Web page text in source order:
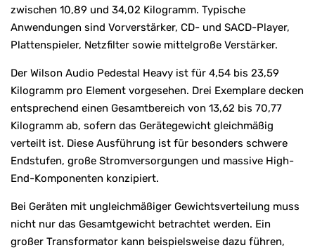
zwischen 10,89 und 34,02 Kilogramm. Typische
Anwendungen sind Vorverstärker, CD- und SACD-Player,
Plattenspieler, Netzfilter sowie mittelgroße Verstärker.
Der Wilson Audio Pedestal Heavy ist für 4,54 bis 23,59
Kilogramm pro Element vorgesehen. Drei Exemplare decken
entsprechend einen Gesamtbereich von 13,62 bis 70,77
Kilogramm ab, sofern das Gerätegewicht gleichmäßig
verteilt ist. Diese Ausführung ist für besonders schwere
Endstufen, große Stromversorgungen und massive High-
End-Komponenten konzipiert.
Bei Geräten mit ungleichmäßiger Gewichtsverteilung muss
nicht nur das Gesamtgewicht betrachtet werden. Ein
großer Transformator kann beispielsweise dazu führen,